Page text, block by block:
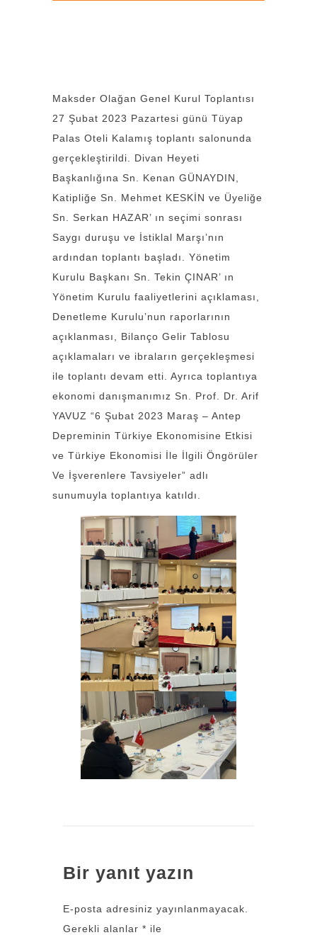
Maksder Olağan Genel Kurul Toplantısı
27 Şubat 2023 Pazartesi günü Tüyap
Palas Oteli Kalamış toplantı salonunda
gerçekleştirildi. Divan Heyeti
Başkanlığına Sn. Kenan GÜNAYDIN,
Katipliğe Sn. Mehmet KESKİN ve Üyeliğe
Sn. Serkan HAZAR’ ın seçimi sonrası
Saygı duruşu ve İstiklal Marşı’nın
ardından toplantı başladı. Yönetim
Kurulu Başkanı Sn. Tekin ÇINAR’ ın
Yönetim Kurulu faaliyetlerini açıklaması,
Denetleme Kurulu’nun raporlarının
açıklanması, Bilanço Gelir Tablosu
açıklamaları ve ibraların gerçekleşmesi
ile toplantı devam etti. Ayrıca toplantıya
ekonomi danışmanımız Sn. Prof. Dr. Arif
YAVUZ “6 Şubat 2023 Maraş – Antep
Depreminin Türkiye Ekonomisine Etkisi
ve Türkiye Ekonomisi İle İlgili Öngörüler
Ve İşverenlere Tavsiyeler” adlı
sunumuyla toplantıya katıldı.
Bir yanıt yazın
E-posta adresiniz yayınlanmayacak.
Gerekli alanlar * ile